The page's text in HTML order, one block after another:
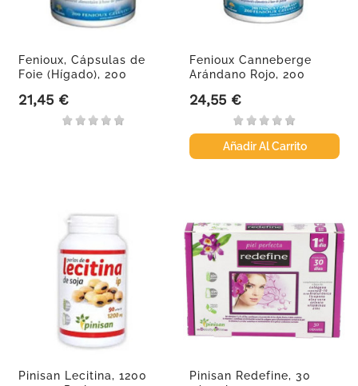
Fenioux, Cápsulas de
Foie (Hígado), 200
Precio
21,45 €
Fenioux Canneberge
Arándano Rojo, 200
Precio
24,55 €
Añadir Al Carrito
Pinisan Lecitina, 1200
Pinisan Redefine, 30